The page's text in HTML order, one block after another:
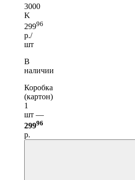
3000
K
29996
р./
шт
В
наличии
Коробка
(картон)
1
шт —
29996
р.